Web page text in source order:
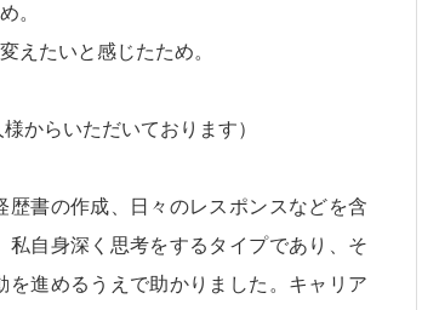
。
えたいと感じたため。
からいただいております）
書の作成、日々のレスポンスなどを含
自身深く思考をするタイプであり、そ
進めるうえで助かりました。キャリア